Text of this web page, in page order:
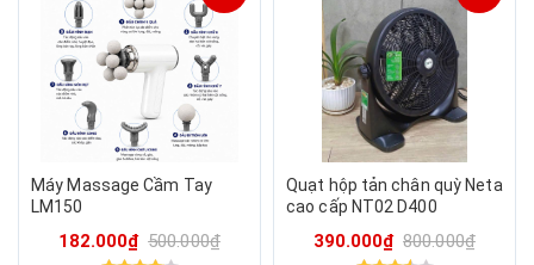
Máy Massage Cầm Tay
LM150
182.000₫ 500.000₫
Quạt hộp tản chân quỳ Neta
cao cấp NT02 D400
390.000₫ 800.000₫